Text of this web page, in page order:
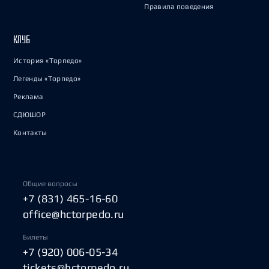
Правила поведения
КЛУБ
История «Торпедо»
Легенды «Торпедо»
Реклама
СДЮШОР
Контакты
Общие вопросы
+7 (831) 465-16-60
office@hctorpedo.ru
Билеты
+7 (920) 006-05-34